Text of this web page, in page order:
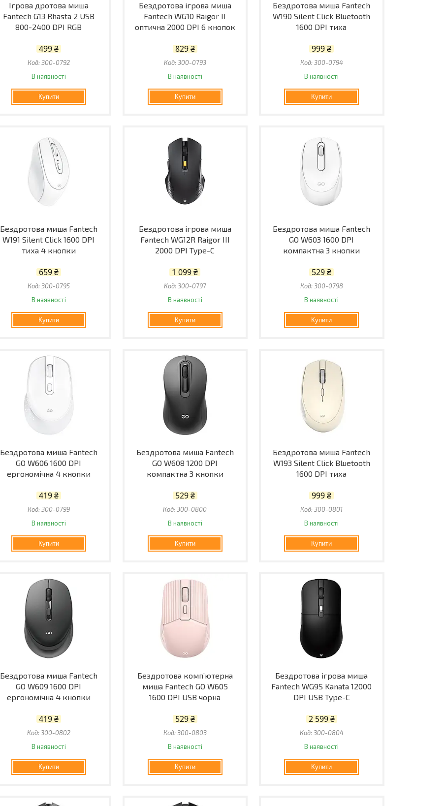
Ігрова дротова миша
Fantech G13 Rhasta 2 USB
800-2400 DPI RGB
499 ₴
300-0792
В наявності
Купити
Бездротова ігрова миша
Fantech WG10 Raigor II
оптична 2000 DPI 6 кнопок
829 ₴
300-0793
В наявності
Купити
Бездротова миша Fantech
W190 Silent Click Bluetooth
1600 DPI тиха
999 ₴
300-0794
В наявності
Купити
Бездротова миша Fantech
W191 Silent Click 1600 DPI
тиха 4 кнопки
659 ₴
300-0795
В наявності
Купити
Бездротова ігрова миша
Fantech WG12R Raigor III
2000 DPI Type-C
1 099 ₴
300-0797
В наявності
Купити
Бездротова миша Fantech
GO W603 1600 DPI
компактна 3 кнопки
529 ₴
300-0798
В наявності
Купити
Бездротова миша Fantech
GO W606 1600 DPI
ергономічна 4 кнопки
419 ₴
300-0799
В наявності
Купити
Бездротова миша Fantech
GO W608 1200 DPI
компактна 3 кнопки
529 ₴
300-0800
В наявності
Купити
Бездротова миша Fantech
W193 Silent Click Bluetooth
1600 DPI тиха
999 ₴
300-0801
В наявності
Купити
Бездротова миша Fantech
GO W609 1600 DPI
ергономічна 4 кнопки
419 ₴
300-0802
В наявності
Купити
Бездротова комп’ютерна
миша Fantech GO W605
1600 DPI USB чорна
529 ₴
300-0803
В наявності
Купити
Бездротова ігрова миша
Fantech WG9S Kanata 12000
DPI USB Type-C
2 599 ₴
300-0804
В наявності
Купити